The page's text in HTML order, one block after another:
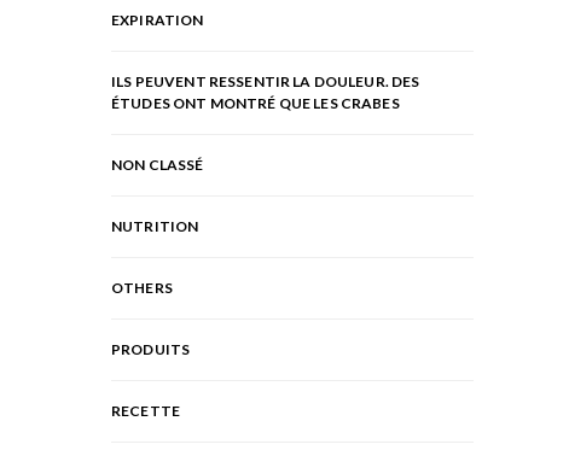
EXPIRATION
ILS PEUVENT RESSENTIR LA DOULEUR. DES
ÉTUDES ONT MONTRÉ QUE LES CRABES
NON CLASSÉ
NUTRITION
OTHERS
PRODUITS
RECETTE